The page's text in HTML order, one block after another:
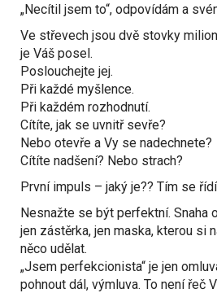
„Necítil jsem to“, odpovídám a
Ve střevech jsou dvě stovky
je Váš posel.
Poslouchejte jej.
Při každé myšlence.
Při každém rozhodnutí.
Cítíte, jak se uvnitř sevře?
Nebo otevře a Vy se nadechnete?
Cítíte nadšení? Nebo strach?
První impuls – jaký je?? Tím se
Nesnažte se být perfektní. Snaha
jen zástěrka, jen maska, kterou si
něco udělat.
„Jsem perfekcionista“ je jen
pohnout dál, výmluva. To není řeč